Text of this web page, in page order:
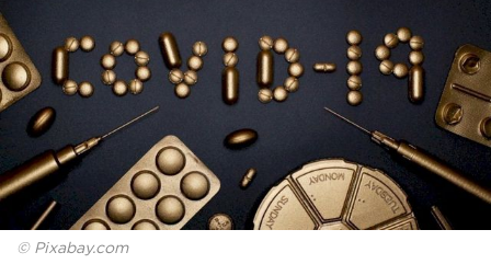
© Pixabay.com